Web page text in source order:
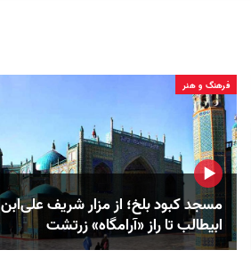
فرهنگ و هنر
مسجد کبود بلخ؛ از مزار شریف علی‌ابن
ابیطالب تا راز «آرامگاه» زرتشت